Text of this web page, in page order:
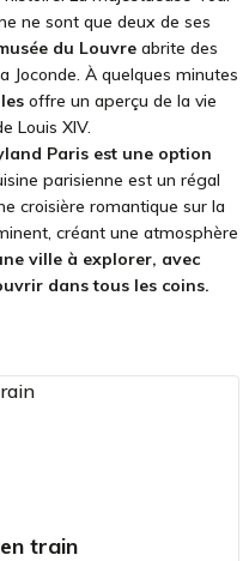
ne sont que deux de ses
du Louvre abrite des
Joconde. À quelques minutes
offre un aperçu de la vie
Louis XIV.
Paris est une option
parisienne est un régal
croisière romantique sur la
créant une atmosphère
ville à explorer, avec
dans tous les coins.
train